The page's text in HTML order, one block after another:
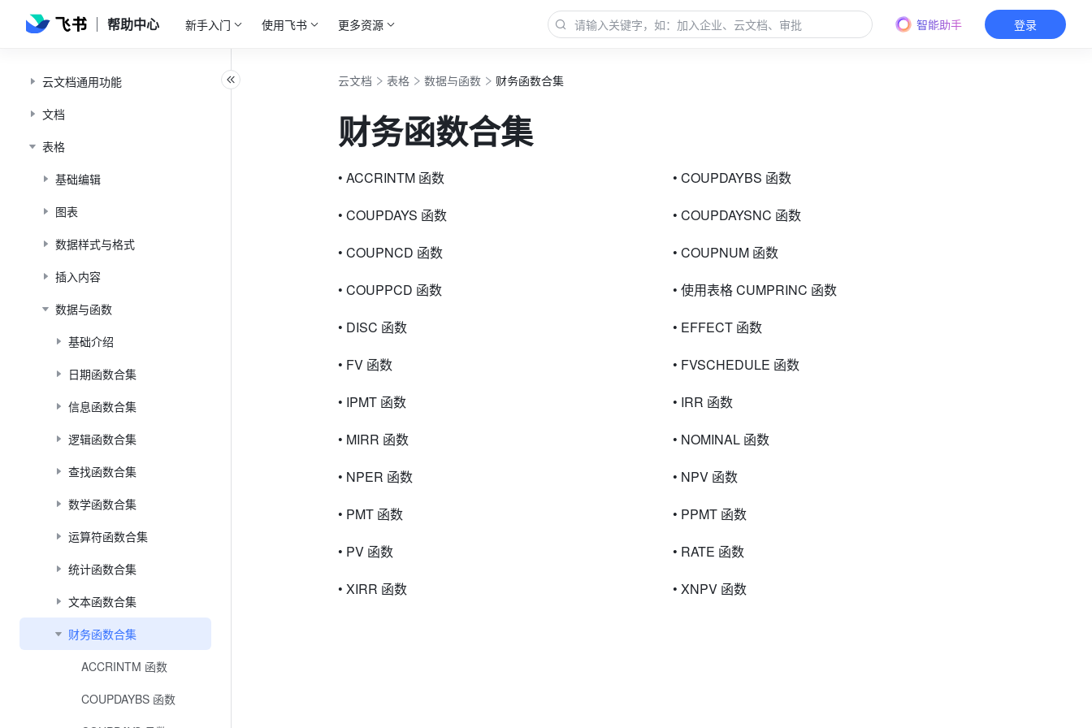
帮助中心 新手入门 使用飞书 更多资源 智能助手 登录
云文档通用功能
文档
表格
基础编辑
图表
数据样式与格式
插入内容
数据与函数
基础介绍
日期函数合集
信息函数合集
逻辑函数合集
查找函数合集
数学函数合集
运算符函数合集
统计函数合集
文本函数合集
财务函数合集
ACCRINTM 函数
COUPDAYBS 函数
云文档 表格 数据与函数 财务函数合集
财务函数合集
• ACCRINTM 函数
• COUPDAYBS 函数
• COUPDAYS 函数
• COUPDAYSNC 函数
• COUPNCD 函数
• COUPNUM 函数
• COUPPCD 函数
• 使用表格 CUMPRINC 函数
• DISC 函数
• EFFECT 函数
• FV 函数
• FVSCHEDULE 函数
• IPMT 函数
• IRR 函数
• MIRR 函数
• NOMINAL 函数
• NPER 函数
• NPV 函数
• PMT 函数
• PPMT 函数
• PV 函数
• RATE 函数
• XIRR 函数
• XNPV 函数